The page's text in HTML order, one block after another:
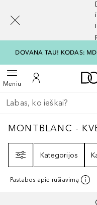
DOVANA TAU! KODAS: MD
MeniuAtidaryti meniuĮ mano paskyrą
Grįžk atgal
Vykdykite paiešką
MONTBLANC -
MONTBLANC -
Kategorijos
Pastabos apie rūšiavimą